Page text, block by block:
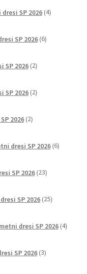
SP 2026 4izdelki
SP 2026 6izdelkov
SP 2026 2izdelka
SP 2026 2izdelka
2026 2izdelka
dresi SP 2026 6izdelkov
SP 2026 23izdelkov
SP 2026 25izdelkov
dresi SP 2026 4izdelki
SP 2026 3izdelki